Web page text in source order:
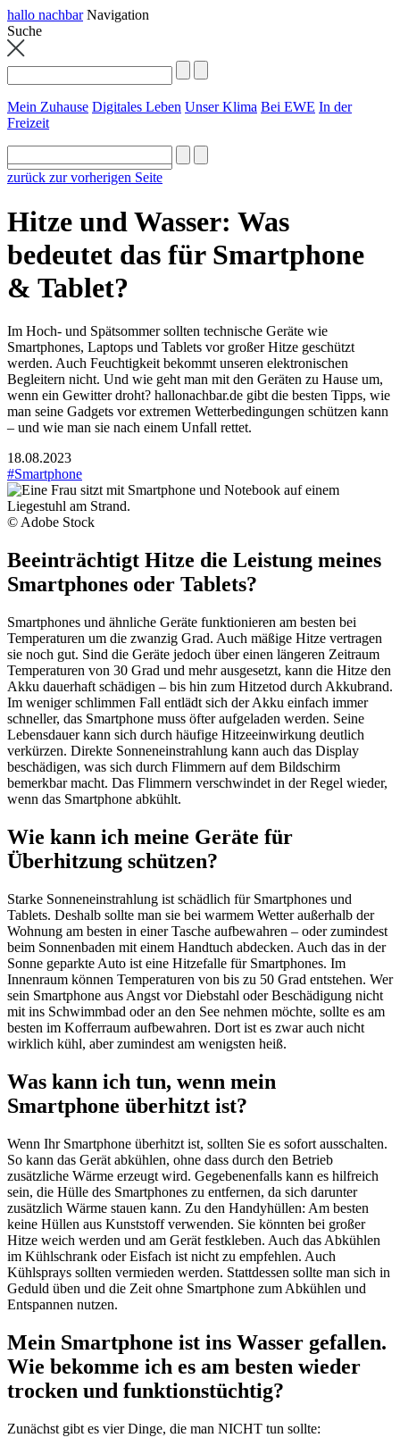
hallo nachbar Navigation
Suche
Mein Zuhause Digitales Leben Unser Klima Bei EWE In der
Freizeit
zurück zur vorherigen Seite
Hitze und Wasser: Was
bedeutet das für Smartphone
& Tablet?
Im Hoch- und Spätsommer sollten technische Geräte wie
Smartphones, Laptops und Tablets vor großer Hitze geschützt
werden. Auch Feuchtigkeit bekommt unseren elektronischen
Begleitern nicht. Und wie geht man mit den Geräten zu Hause um,
wenn ein Gewitter droht? hallonachbar.de gibt die besten Tipps, wie
man seine Gadgets vor extremen Wetterbedingungen schützen kann
– und wie man sie nach einem Unfall rettet.
18.08.2023
#Smartphone
© Adobe Stock
Beeinträchtigt Hitze die Leistung meines
Smartphones oder Tablets?
Smartphones und ähnliche Geräte funktionieren am besten bei
Temperaturen um die zwanzig Grad. Auch mäßige Hitze vertragen
sie noch gut. Sind die Geräte jedoch über einen längeren Zeitraum
Temperaturen von 30 Grad und mehr ausgesetzt, kann die Hitze den
Akku dauerhaft schädigen – bis hin zum Hitzetod durch Akkubrand.
Im weniger schlimmen Fall entlädt sich der Akku einfach immer
schneller, das Smartphone muss öfter aufgeladen werden. Seine
Lebensdauer kann sich durch häufige Hitzeeinwirkung deutlich
verkürzen. Direkte Sonneneinstrahlung kann auch das Display
beschädigen, was sich durch Flimmern auf dem Bildschirm
bemerkbar macht. Das Flimmern verschwindet in der Regel wieder,
wenn das Smartphone abkühlt.
Wie kann ich meine Geräte für
Überhitzung schützen?
Starke Sonneneinstrahlung ist schädlich für Smartphones und
Tablets. Deshalb sollte man sie bei warmem Wetter außerhalb der
Wohnung am besten in einer Tasche aufbewahren – oder zumindest
beim Sonnenbaden mit einem Handtuch abdecken. Auch das in der
Sonne geparkte Auto ist eine Hitzefalle für Smartphones. Im
Innenraum können Temperaturen von bis zu 50 Grad entstehen. Wer
sein Smartphone aus Angst vor Diebstahl oder Beschädigung nicht
mit ins Schwimmbad oder an den See nehmen möchte, sollte es am
besten im Kofferraum aufbewahren. Dort ist es zwar auch nicht
wirklich kühl, aber zumindest am wenigsten heiß.
Was kann ich tun, wenn mein
Smartphone überhitzt ist?
Wenn Ihr Smartphone überhitzt ist, sollten Sie es sofort ausschalten.
So kann das Gerät abkühlen, ohne dass durch den Betrieb
zusätzliche Wärme erzeugt wird. Gegebenenfalls kann es hilfreich
sein, die Hülle des Smartphones zu entfernen, da sich darunter
zusätzlich Wärme stauen kann. Zu den Handyhüllen: Am besten
keine Hüllen aus Kunststoff verwenden. Sie könnten bei großer
Hitze weich werden und am Gerät festkleben. Auch das Abkühlen
im Kühlschrank oder Eisfach ist nicht zu empfehlen. Auch
Kühlsprays sollten vermieden werden. Stattdessen sollte man sich in
Geduld üben und die Zeit ohne Smartphone zum Abkühlen und
Entspannen nutzen.
Mein Smartphone ist ins Wasser gefallen.
Wie bekomme ich es am besten wieder
trocken und funktionstüchtig?
Zunächst gibt es vier Dinge, die man NICHT tun sollte: